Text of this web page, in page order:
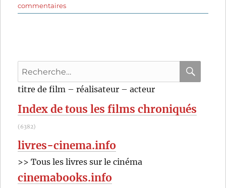
commentairessur
Tous
Alain
Recherche
pour
:
titre de film – réalisateur – acteur
Index de tous les films chroniqués
(6382)
livres-cinema.info
>> Tous les livres sur le cinéma
cinemabooks.info